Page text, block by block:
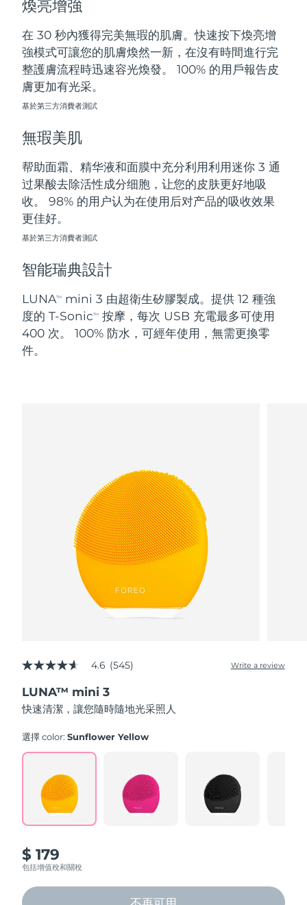
煥亮增強
在 30 秒內獲得完美無瑕的肌膚。快速按下煥亮增
強模式可讓您的肌膚煥然一新，在沒有時間進行完
整護膚流程時迅速容光煥發。 100% 的用戶報告皮
膚更加有光采。
基於第三方消費者測試
無瑕美肌
帮助面霜、精华液和面膜中充分利用利用迷你 3 通
过果酸去除活性成分细胞，让您的皮肤更好地吸
收。 98% 的用户认为在使用后对产品的吸收效果
更佳好。
基於第三方消費者測試
智能瑞典設計
LUNATM
mini 3 由超衛生矽膠製成。提供 12 種強
度的 T-SonicTM
按摩，每次 USB 充電最多可使用
400 次。 100% 防水，可經年使用，無需更換零
件。
4.6
of
5
stars,
rating
Read
Reviews.
Same
page
4.6 (545) Write a review
LUNA™ mini 3
快速清潔，讓您隨時隨地光采照人
選擇 color:Sunflower Yellow
$ 179
包括增值稅和關稅
斯洛伐克
斯洛維尼亞 預計送達日期8/9/26
南非 預計送達日期 8/17/26
南韓
西班牙
瑞典 預計送達日期 8/9/26
瑞士 預計送達日期8/9/26
台灣
泰國
土耳其 預計送達日期 8/10/26
阿拉伯聯合大公國 預計送達日期8/10/26